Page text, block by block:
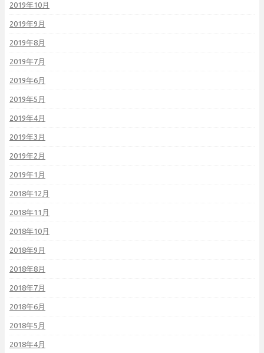
2019年10月
2019年9月
2019年8月
2019年7月
2019年6月
2019年5月
2019年4月
2019年3月
2019年2月
2019年1月
2018年12月
2018年11月
2018年10月
2018年9月
2018年8月
2018年7月
2018年6月
2018年5月
2018年4月